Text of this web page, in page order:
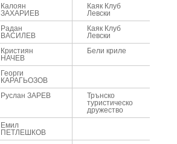
Калоян
ЗАХАРИЕВ
Каяк Клуб
Левски
Радан
ВАСИЛЕВ
Каяк Клуб
Левски
Кристиян
НАЧЕВ
Бели криле
Георги
КАРАГЬОЗОВ
Руслан ЗАРЕВ Трънско
туристическо
дружество
Емил
ПЕТЛЕШКОВ